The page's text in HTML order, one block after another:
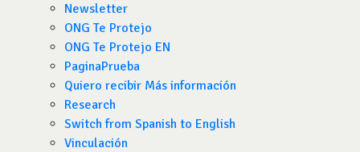
Newsletter
ONG Te Protejo
ONG Te Protejo EN
PaginaPrueba
Quiero recibir Más información
Research
Switch from Spanish to English
Vinculación